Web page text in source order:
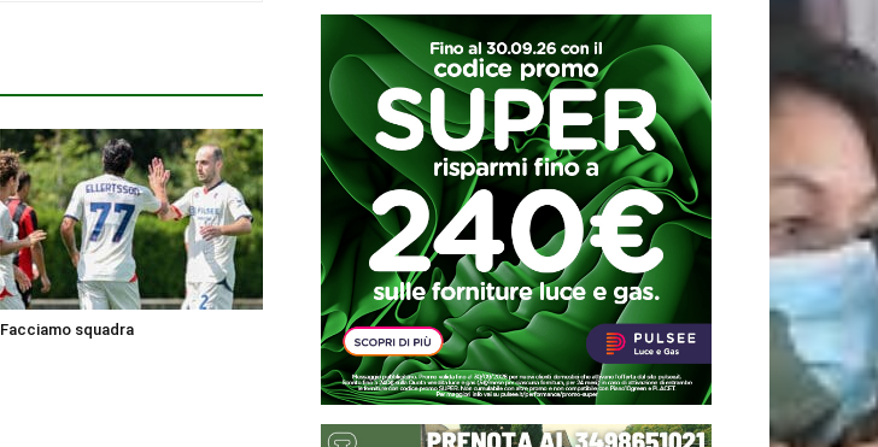
Facciamo squadra